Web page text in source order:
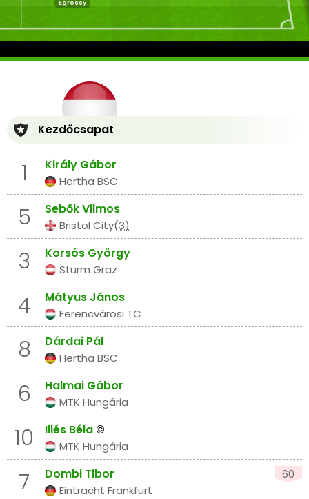
Egressy
Kezdőcsapat
1 Király Gábor
Hertha BSC
5 Sebők Vilmos
Bristol City(3)
3 Korsós György
Sturm Graz
4 Mátyus János
Ferencvárosi TC
8 Dárdai Pál
Hertha BSC
6 Halmai Gábor
MTK Hungária
10 Illés Béla ©
MTK Hungária
7 Dombi Tibor 60
Eintracht Frankfurt